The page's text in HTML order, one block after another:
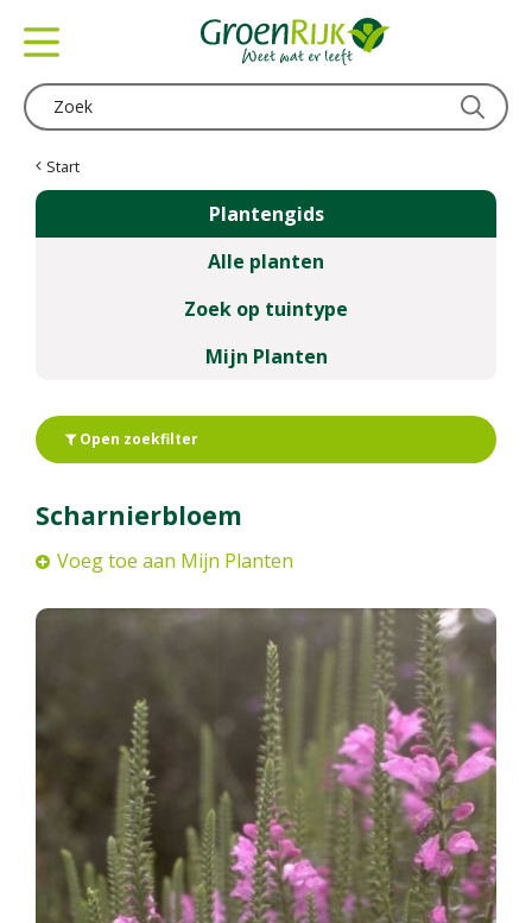
Start
Plantengids
Alle planten
Zoek op tuintype
Mijn Planten
Open zoekfilter
Scharnierbloem
Voeg toe aan Mijn Planten